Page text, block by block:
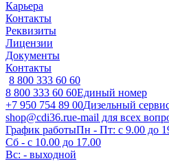
Карьера
Контакты
Реквизиты
Лицензии
Документы
Контакты
8 800 333 60 60
8 800 333 60 60Единый номер
+7 950 754 89 00Дизельный
shop@cdi36.rue-mail для всех
График работыПн - Пт: с 9.00 до
Сб - с 10.00 до 17.00
Вс: - выходной